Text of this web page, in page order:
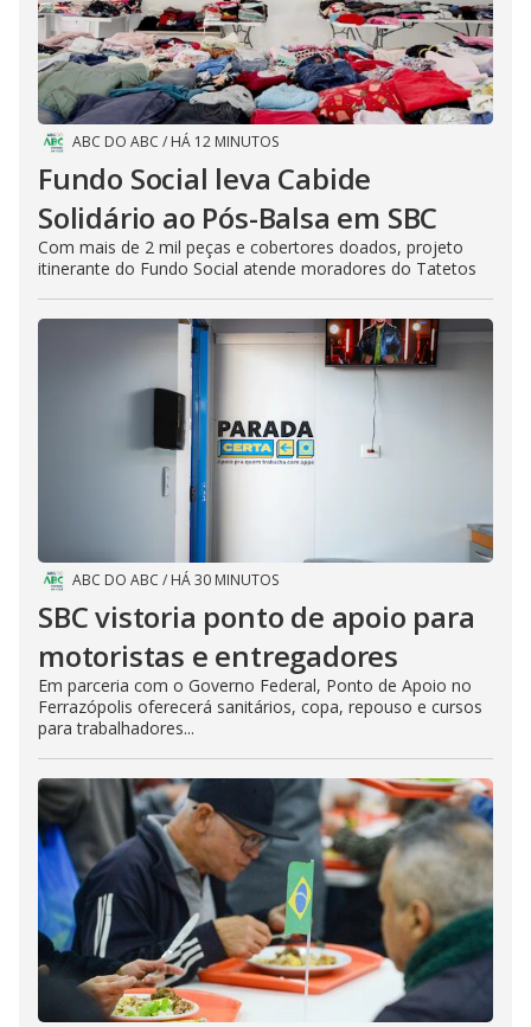
ABC DO ABC / HÁ 12 MINUTOS
Fundo Social leva Cabide
Solidário ao Pós-Balsa em SBC
Com mais de 2 mil peças e cobertores doados, projeto
itinerante do Fundo Social atende moradores do Tatetos
ABC DO ABC / HÁ 30 MINUTOS
SBC vistoria ponto de apoio para
motoristas e entregadores
Em parceria com o Governo Federal, Ponto de Apoio no
Ferrazópolis oferecerá sanitários, copa, repouso e cursos
para trabalhadores...